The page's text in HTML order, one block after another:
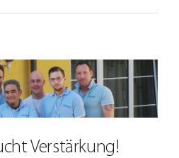
Verstärkung!